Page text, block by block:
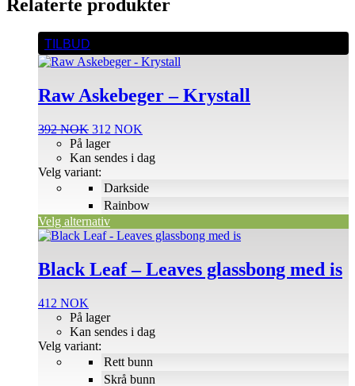
Relaterte produkter
TILBUD
Raw Askebeger – Krystall
392NOK Opprinnelig
pris
var:
392 NOK.
312 NOK
er:
Darkside
Rainbow
På lager
Kan sendes i dag
Velg variant:
Velg alternativ
Dette
produktet
har
varianter.
Alternativene
kan
velges
produktsiden
Black Leaf – Leaves glassbong med is
412 NOK
Rett bunn
Skrå bunn
På lager
Kan sendes i dag
Velg variant:
Dette
har
flere
Alternativene
velges
på
produktsiden